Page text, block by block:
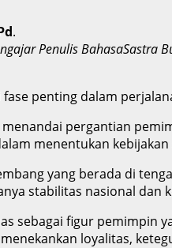
.
Penulis BahasaSastra
fase penting dalam
pergantian
menentukan
yang berada di
stabilitas nasional dan
sebagai figur pemimpin
loyalitas,